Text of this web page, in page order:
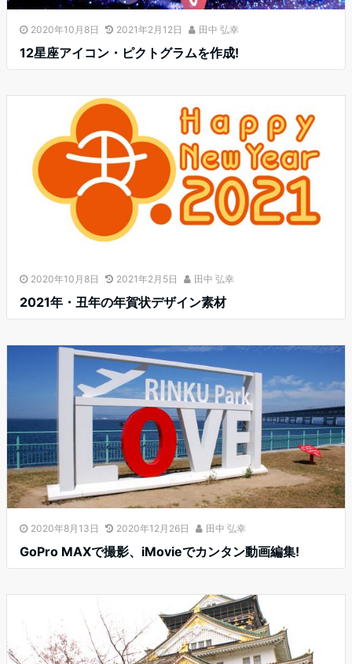
2020年10月8日 2021年2月12日 田中 弘幸
12星座アイコン・ピクトグラムを作成!
2020年10月8日 2021年2月5日 田中 弘幸
2021年・丑年の年賀状デザイン素材
2020年8月13日 2020年12月26日 田中 弘幸
GoPro MAXで撮影、iMovieでカンタン動画編集!